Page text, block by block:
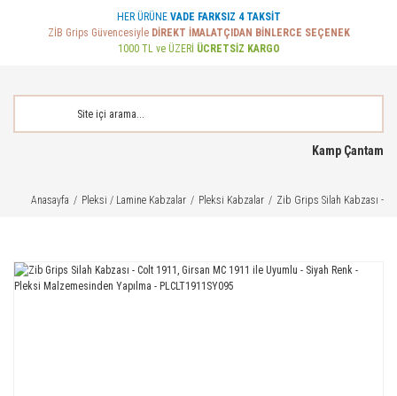
HER ÜRÜNE VADE FARKSIZ 4 TAKSİT
ZİB Grips Güvencesiyle DİREKT İMALATÇIDAN BİNLERCE SEÇENEK
1000 TL ve ÜZERİ ÜCRETSİZ KARGO
Kamp Çantam
Anasayfa Pleksi / Lamine Kabzalar Pleksi Kabzalar Zib Grips Silah Kabzası -